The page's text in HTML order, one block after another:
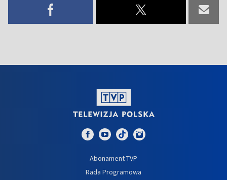
Abonament TVP
Rada Programowa